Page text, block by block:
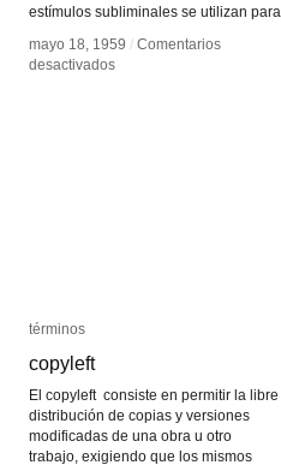
estímulos subliminales se utilizan para
mayo 18, 1959 / Comentarios
desactivadosen
mayo 18, 1959 / Comentarios
desactivadosen
términos
copyleft
El copyleft consiste en permitir la libre
distribución de copias y versiones
modificadas de una obra u otro
trabajo, exigiendo que los mismos
términos
copyleft